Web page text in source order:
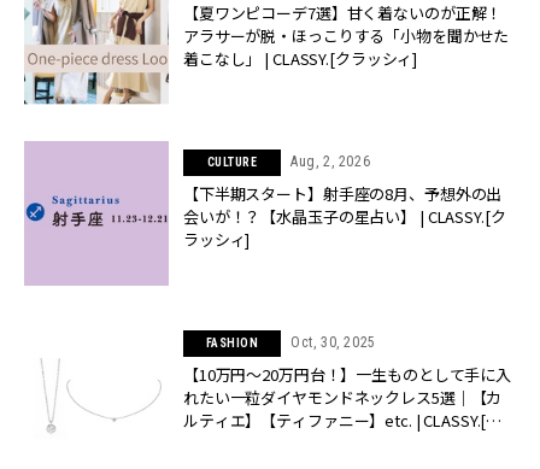
【夏ワンピコーデ7選】甘く着ないのが正解！
アラサーが脱・ほっこりする「小物を聞かせた
着こなし」 | CLASSY.[クラッシィ]
CULTURE Aug, 2, 2026
【下半期スタート】射手座の8月、予想外の出
会いが！？【水晶玉子の星占い】 | CLASSY.[ク
ラッシィ]
FASHION Oct, 30, 2025
【10万円〜20万円台！】一生ものとして手に入
れたい一粒ダイヤモンドネックレス5選｜【カ
ルティエ】【ティファニー】etc. | CLASSY.[ク